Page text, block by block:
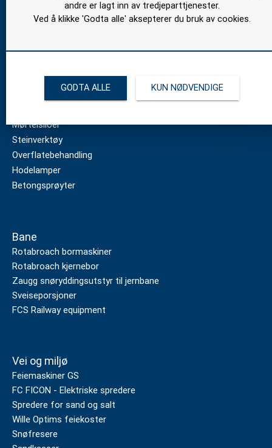
Bygg og betong
Mørtelpumper
Stavvibrator for vegg og gulv
Elektroniske omformere til stavvibratorer
Mørtelsiloer
Steinverktøy
Overflatebehandling
Hodelamper
Betongsprøyter
Bane
Rotabroach bormaskiner
Rotabroach kjernebor
Zaugg snøryddingsutstyr til jernbane
Sveiseporsjoner
FCS Railway equipment
Vei og miljø
Feiemaskiner GS
FC FICON - Elektriske spredere
Spredere for sand og salt
Wille Optims feiekoster
Snøfresere
andre er lagt inn av tredjeparttjenester.
Ved å klikke 'Godta alle' aksepterer du bruk av cookies.
GODTA ALLE KUN NØDVENDIGE